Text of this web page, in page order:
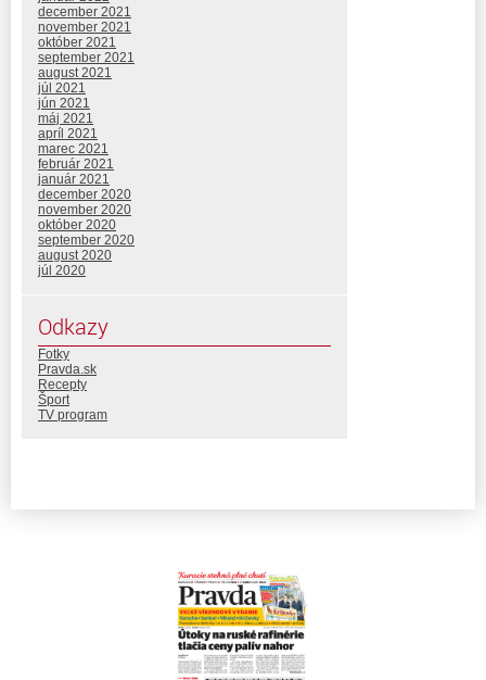
december 2021
november 2021
október 2021
september 2021
august 2021
júl 2021
jún 2021
máj 2021
apríl 2021
marec 2021
február 2021
január 2021
december 2020
november 2020
október 2020
september 2020
august 2020
júl 2020
Odkazy
Fotky
Pravda.sk
Recepty
Šport
TV program